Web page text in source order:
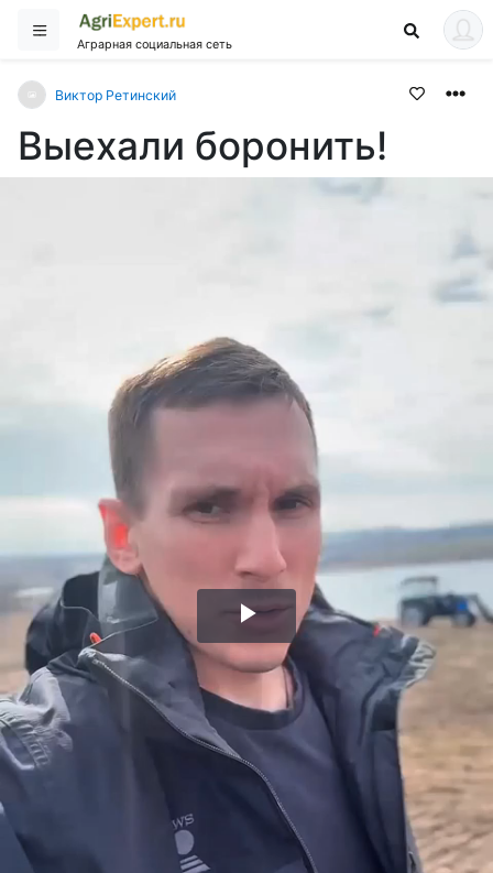
Аграрная социальная сеть
Виктор Ретинский
Выехали боронить!
Воспроизвести
видео